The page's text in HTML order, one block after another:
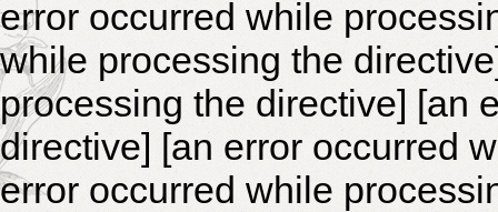
error occurred while
while processing the
processing the directive] [an
directive] [an error occurred
error occurred while